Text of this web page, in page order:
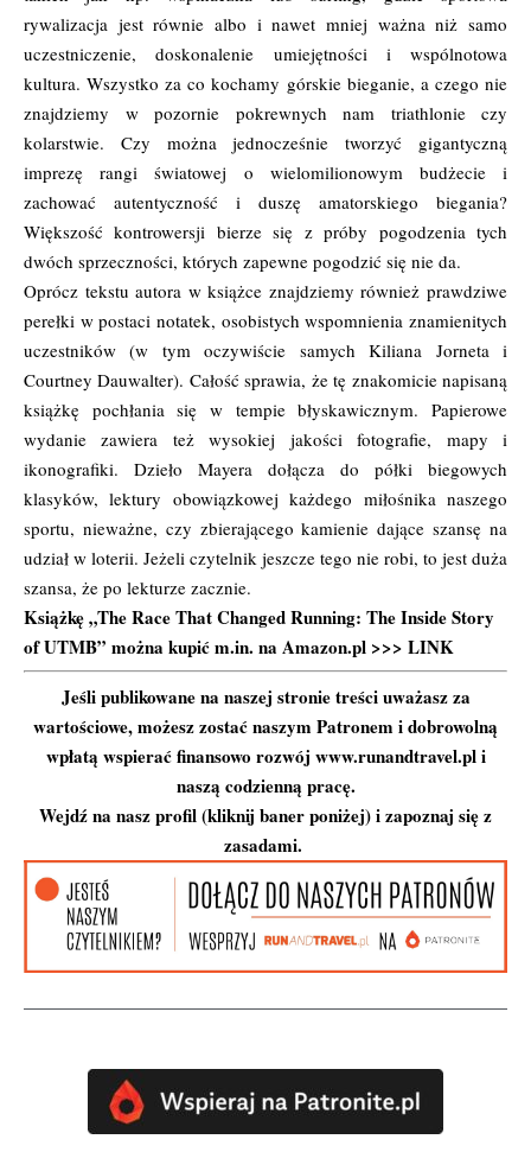
rywalizacja jest równie albo i nawet mniej ważna niż samo
uczestniczenie, doskonalenie umiejętności i wspólnotowa
kultura. Wszystko za co kochamy górskie bieganie, a czego nie
znajdziemy w pozornie pokrewnych nam triathlonie czy
kolarstwie. Czy można jednocześnie tworzyć gigantyczną
imprezę rangi światowej o wielomilionowym budżecie i
zachować autentyczność i duszę amatorskiego biegania?
Większość kontrowersji bierze się z próby pogodzenia tych
dwóch sprzeczności, których zapewne pogodzić się nie da.
Oprócz tekstu autora w książce znajdziemy również prawdziwe
perełki w postaci notatek, osobistych wspomnienia znamienitych
uczestników (w tym oczywiście samych Kiliana Jorneta i
Courtney Dauwalter). Całość sprawia, że tę znakomicie napisaną
książkę pochłania się w tempie błyskawicznym. Papierowe
wydanie zawiera też wysokiej jakości fotografie, mapy i
ikonografiki. Dzieło Mayera dołącza do półki biegowych
klasyków, lektury obowiązkowej każdego miłośnika naszego
sportu, nieważne, czy zbierającego kamienie dające szansę na
udział w loterii. Jeżeli czytelnik jeszcze tego nie robi, to jest duża
szansa, że po lekturze zacznie.
Książkę „The Race That Changed Running: The Inside Story
of UTMB” można kupić m.in. na Amazon.pl >>> LINK
Jeśli publikowane na naszej stronie treści uważasz za
wartościowe, możesz zostać naszym Patronem i dobrowolną
wpłatą wspierać finansowo rozwój www.runandtravel.pl i
naszą codzienną pracę.
Wejdź na nasz profil (kliknij baner poniżej) i zapoznaj się z
zasadami.